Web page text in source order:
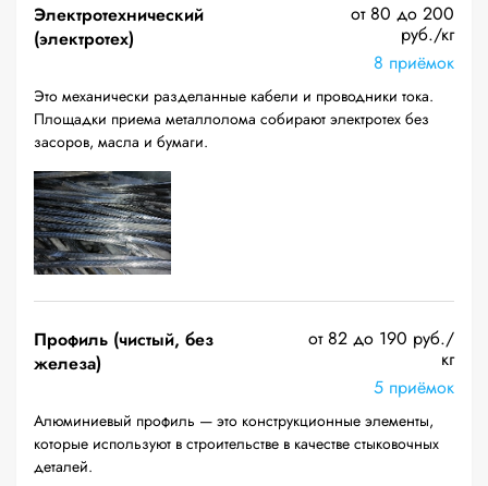
Электротехнический
(электротех)
от 80 до 200
руб./кг
8 приёмок
Это механически разделанные кабели и проводники тока.
Площадки приема металлолома собирают электротех без
засоров, масла и бумаги.
Профиль (чистый, без
железа)
от 82 до 190 руб./
кг
5 приёмок
Алюминиевый профиль — это конструкционные элементы,
которые используют в строительстве в качестве стыковочных
деталей.